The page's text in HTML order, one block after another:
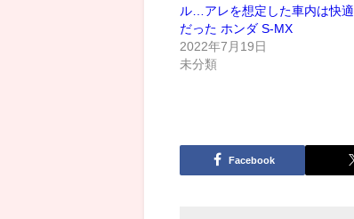
ル…アレを想定した車内は快適
だった ホンダ S-MX
2022年7月19日
未分類
Facebook